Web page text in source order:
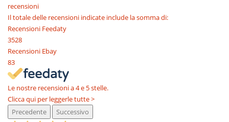
recensioni
Il totale delle recensioni indicate include la somma di:
Recensioni Feedaty
3528
Recensioni Ebay
83
Le nostre recensioni a 4 e 5 stelle.
Clicca qui per leggerle tutte >
Precedente
Successivo